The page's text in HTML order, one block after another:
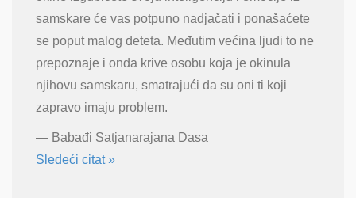
samskare će vas potpuno nadjačati i ponašaćete
se poput malog deteta. Međutim većina ljudi to ne
prepoznaje i onda krive osobu koja je okinula
njihovu samskaru, smatrajući da su oni ti koji
zapravo imaju problem.
— Babađi Satjanarajana Dasa
Sledeći citat »